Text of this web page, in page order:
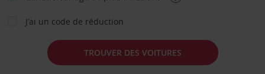
J’ai un code de réduction
TROUVER DES VOITURES